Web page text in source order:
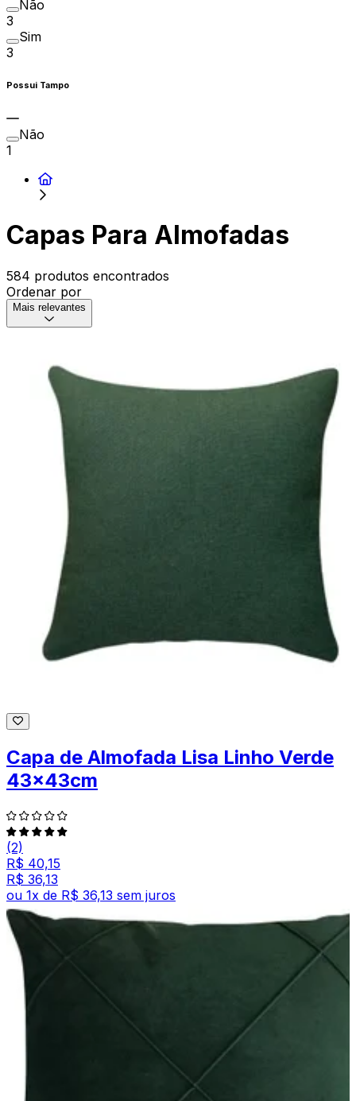
Não
3
Sim
3
Possui Tampo
Não
1
Capas Para Almofadas
584 produtos encontrados
Ordenar por
Mais relevantes
Capa de Almofada Lisa Linho Verde
43x43cm
(2)
R$ 40,15
R$ 36,13
ou 1x de R$ 36,13 sem juros